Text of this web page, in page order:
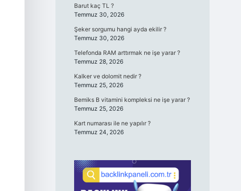
Barut kaç TL ?
Temmuz 30, 2026
Şeker sorgumu hangi ayda ekilir ?
Temmuz 30, 2026
Telefonda RAM arttırmak ne işe yarar ?
Temmuz 28, 2026
Kalker ve dolomit nedir ?
Temmuz 25, 2026
Bemiks B vitamini kompleksi ne işe yarar ?
Temmuz 25, 2026
Kart numarası ile ne yapılır ?
Temmuz 24, 2026